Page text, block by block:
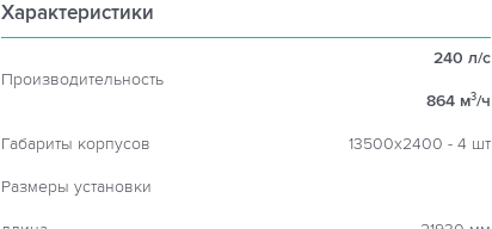
Характеристики
Производительность
240 л/с
864 м3/ч
Габариты корпусов 13500х2400 - 4 шт
Размеры установки